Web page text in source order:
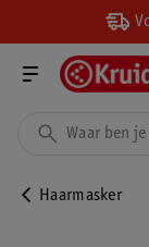
Haarmasker